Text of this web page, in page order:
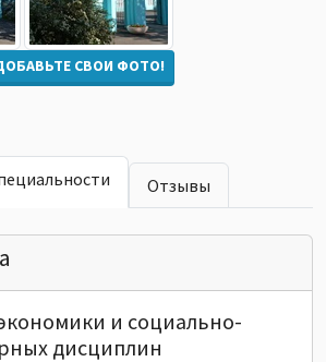
СВОИ ФОТО!
Отзывы
и социально-
дисциплин